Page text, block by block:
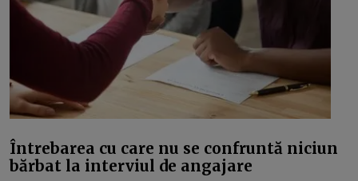
Întrebarea cu care nu se confruntă niciun
bărbat la interviul de angajare